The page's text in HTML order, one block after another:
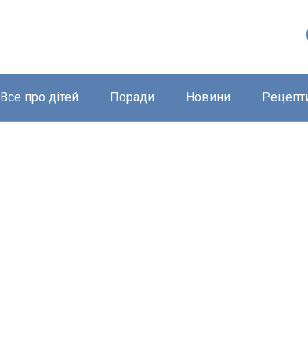
Все про дітей Поради Новини